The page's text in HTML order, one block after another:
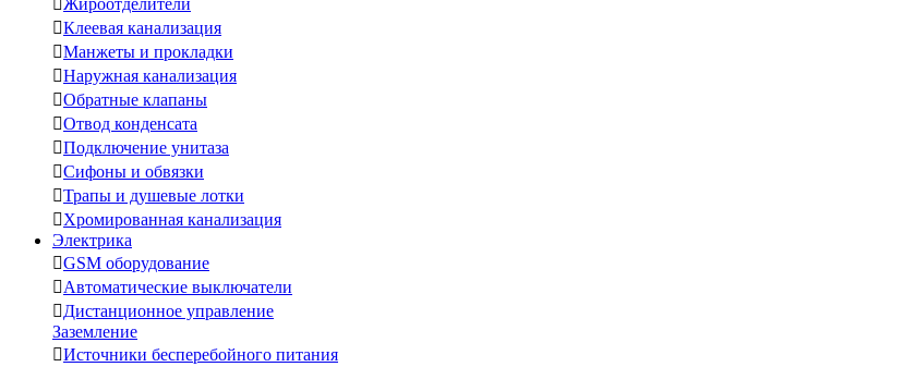
Жироотделители
Клеевая канализация
Манжеты и прокладки
Наружная канализация
Обратные клапаны
Отвод конденсата
Подключение унитаза
Сифоны и обвязки
Трапы и душевые лотки
Хромированная канализация
Электрика
GSM оборудование
Автоматические выключатели
Дистанционное управление
Заземление
Источники бесперебойного питания